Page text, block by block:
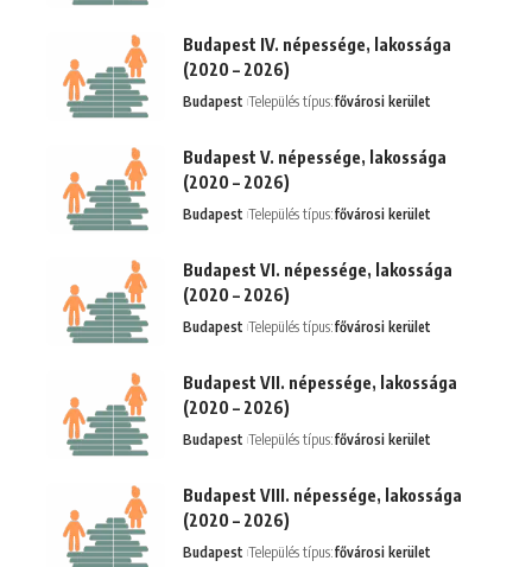
Budapest IV. népessége, lakossága
(2020 – 2026)
Budapest Település típus:fővárosi kerület
Budapest V. népessége, lakossága
(2020 – 2026)
Budapest Település típus:fővárosi kerület
Budapest VI. népessége, lakossága
(2020 – 2026)
Budapest Település típus:fővárosi kerület
Budapest VII. népessége, lakossága
(2020 – 2026)
Budapest Település típus:fővárosi kerület
Budapest VIII. népessége, lakossága
(2020 – 2026)
Budapest Település típus:fővárosi kerület